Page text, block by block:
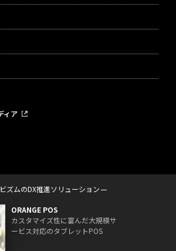
ィア
ズムのDX推進ソリューション
ORANGE POS
カスタマイズ性に富んだ大規模サ
ービス対応のタブレットPOS